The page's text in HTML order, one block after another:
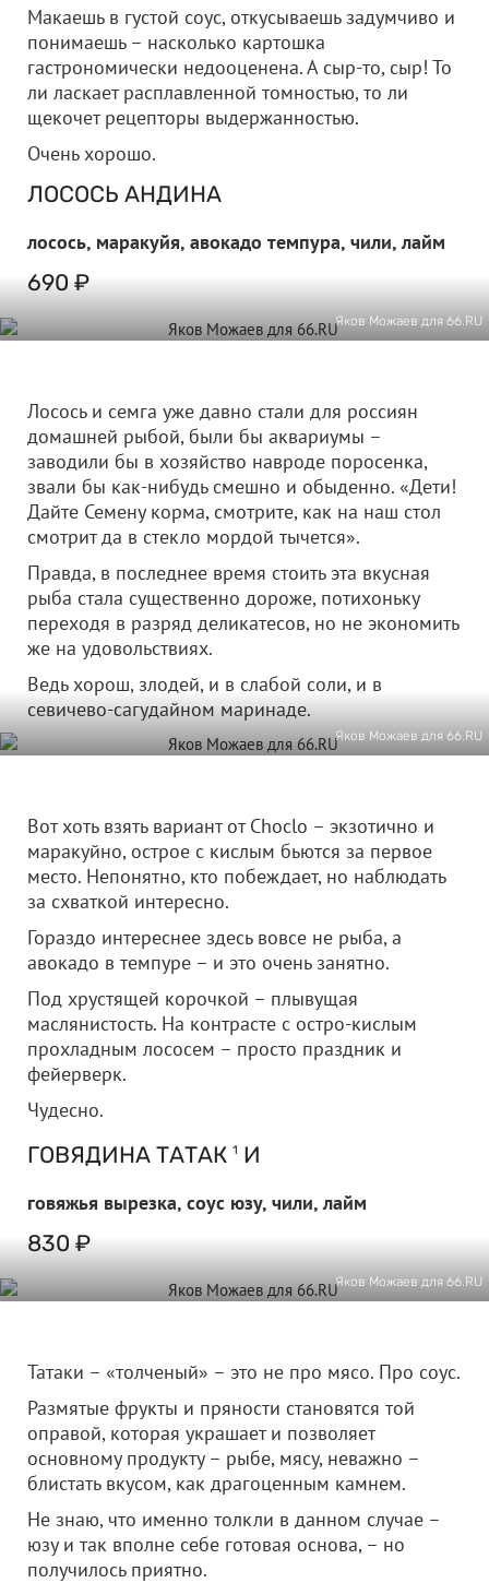
Макаешь в густой соус, откусываешь задумчиво и
понимаешь – насколько картошка
гастрономически недооценена. А сыр-то, сыр! То
ли ласкает расплавленной томностью, то ли
щекочет рецепторы выдержанностью.
Очень хорошо.
ЛОСОСЬ АНДИНА
лосось, маракуйя, авокадо темпура, чили, лайм
690 ₽
Яков Можаев для 66.RU
Лосось и семга уже давно стали для россиян
домашней рыбой, были бы аквариумы –
заводили бы в хозяйство навроде поросенка,
звали бы как-нибудь смешно и обыденно. «Дети!
Дайте Семену корма, смотрите, как на наш стол
смотрит да в стекло мордой тычется».
Правда, в последнее время стоить эта вкусная
рыба стала существенно дороже, потихоньку
переходя в разряд деликатесов, но не экономить
же на удовольствиях.
Ведь хорош, злодей, и в слабой соли, и в
севичево-сагудайном маринаде.
Яков Можаев для 66.RU
Вот хоть взять вариант от Choclo – экзотично и
маракуйно, острое с кислым бьются за первое
место. Непонятно, кто побеждает, но наблюдать
за схваткой интересно.
Гораздо интереснее здесь вовсе не рыба, а
авокадо в темпуре – и это очень занятно.
Под хрустящей корочкой – плывущая
маслянистость. На контрасте с остро-кислым
прохладным лососем – просто праздник и
фейерверк.
Чудесно.
ГОВЯДИНА ТАТАК 1 И
говяжья вырезка, соус юзу, чили, лайм
830 ₽
Яков Можаев для 66.RU
Татаки – «толченый» – это не про мясо. Про соус.
Размятые фрукты и пряности становятся той
оправой, которая украшает и позволяет
основному продукту – рыбе, мясу, неважно –
блистать вкусом, как драгоценным камнем.
Не знаю, что именно толкли в данном случае –
юзу и так вполне себе готовая основа, – но
получилось приятно.